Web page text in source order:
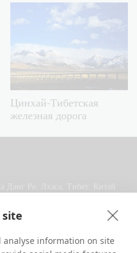
analyse information on site
Цинхай-Тибетская
железная дорога